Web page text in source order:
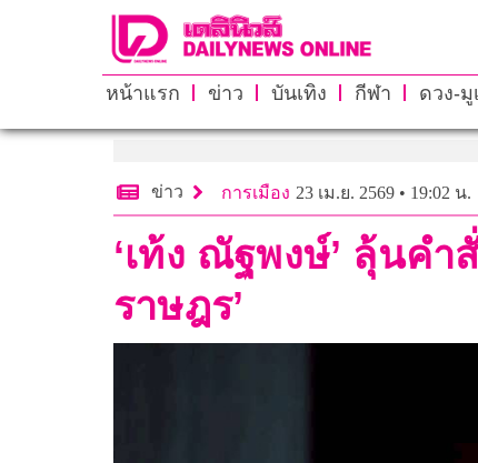
หน้าแรก ข่าว บันเทิง กีฬา ดวง-มู
ข่าว การเมือง 23 เม.ย. 2569 • 19:02 น.
‘เท้ง ณัฐพงษ์’ ลุ้นค
ราษฎร’